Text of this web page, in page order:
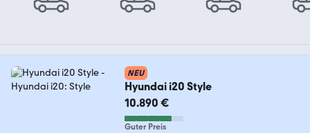
NEU
Hyundai i20 Style
10.890 €
Guter Preis